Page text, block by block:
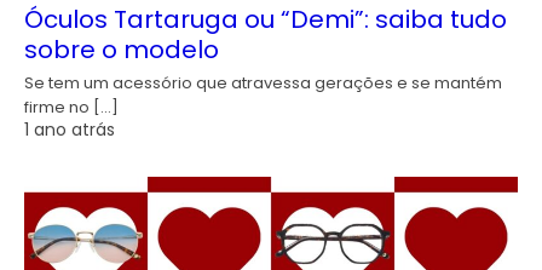
Óculos Tartaruga ou “Demi”: saiba tudo
sobre o modelo
Se tem um acessório que atravessa gerações e se mantém
firme no […]
1 ano atrás